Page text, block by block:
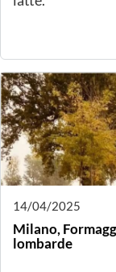
24/04/2025
Spinea (VE)
Continua il
protagonisti del
1930. Tramite i
racconterà la